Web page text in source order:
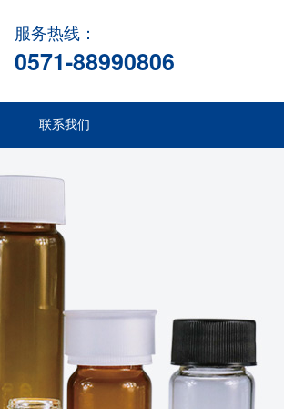
服务热线：
0571-88990806
联系我们